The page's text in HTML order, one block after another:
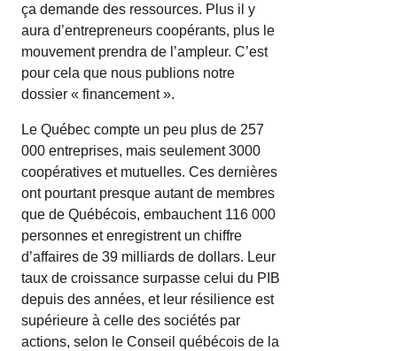
ça demande des ressources. Plus il y
aura d’entrepreneurs coopérants, plus le
mouvement prendra de l’ampleur. C’est
pour cela que nous publions notre
dossier « financement ».
Le Québec compte un peu plus de 257
000 entreprises, mais seulement 3000
coopératives et mutuelles. Ces dernières
ont pourtant presque autant de membres
que de Québécois, embauchent 116 000
personnes et enregistrent un chiffre
d’affaires de 39 milliards de dollars. Leur
taux de croissance surpasse celui du PIB
depuis des années, et leur résilience est
supérieure à celle des sociétés par
actions, selon le Conseil québécois de la